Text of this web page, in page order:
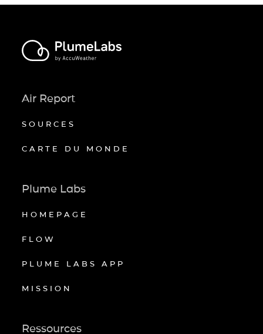
Air Report
SOURCES
CARTE DU MONDE
Plume Labs
HOMEPAGE
FLOW
PLUME LABS APP
MISSION
Ressources